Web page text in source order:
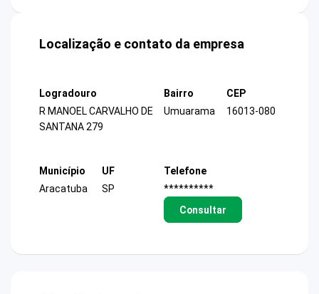
Localização e contato da empresa
Logradouro
R MANOEL CARVALHO DE
SANTANA 279
Bairro
Umuarama
CEP
16013-080
Município
Aracatuba
UF
SP
Telefone
**********
Consultar